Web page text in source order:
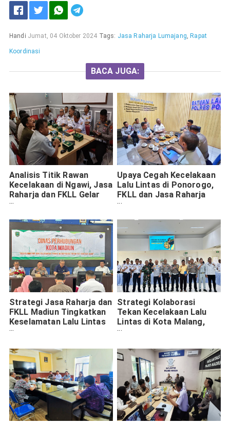
Handi Jumat, 04 Oktober 2024 Tags: Jasa Raharja Lumajang, Rapat
Koordinasi
BACA JUGA:
Analisis Titik Rawan
Kecelakaan di Ngawi, Jasa
Raharja dan FKLL Gelar
Rapat Koordinasi
Upaya Cegah Kecelakaan
Lalu Lintas di Ponorogo,
FKLL dan Jasa Raharja
Gelar Rapat Koordinasi
Strategi Jasa Raharja dan
FKLL Madiun Tingkatkan
Keselamatan Lalu Lintas
Lewat Analisis Kebijakan
Strategi Kolaborasi
Tekan Kecelakaan Lalu
Lintas di Kota Malang,
Jasa Raharja Optimis